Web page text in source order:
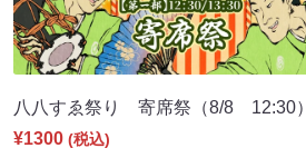
八八すゑ祭り 寄席祭（8/8 12:30）
¥1300 (税込)